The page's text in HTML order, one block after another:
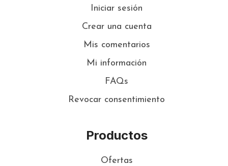
Iniciar sesión
Crear una cuenta
Mis comentarios
Mi información
FAQs
Revocar consentimiento
Productos
Ofertas